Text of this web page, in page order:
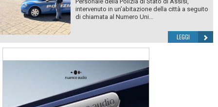
intervenuto in un’abitazione della città a seguito
di chiamata al Numero Uni...
LEGGI